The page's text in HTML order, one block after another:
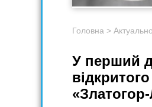
Головна > Актуально
У перший
«Златогор-